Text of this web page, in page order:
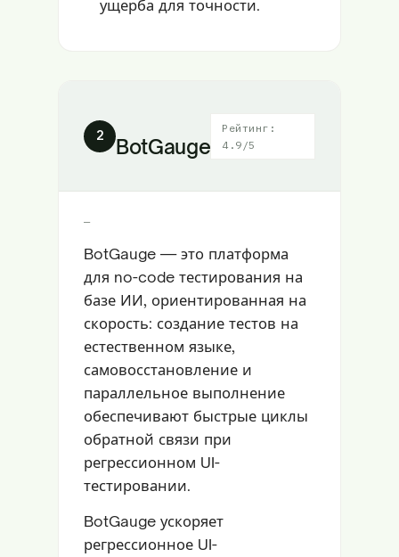
ущерба для точности.
2 BotGauge
Рейтинг:
4.9/5
—
BotGauge — это платформа
для no-code тестирования на
базе ИИ, ориентированная на
скорость: создание тестов на
естественном языке,
самовосстановление и
параллельное выполнение
обеспечивают быстрые циклы
обратной связи при
регрессионном UI-
тестировании.
BotGauge ускоряет
регрессионное UI-